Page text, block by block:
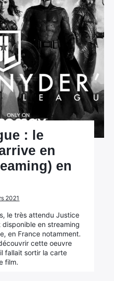
: le
en
en
2021
le très attendu Justice
en streaming
en France notamment.
cette oeuvre
fallait sortir la carte
film.